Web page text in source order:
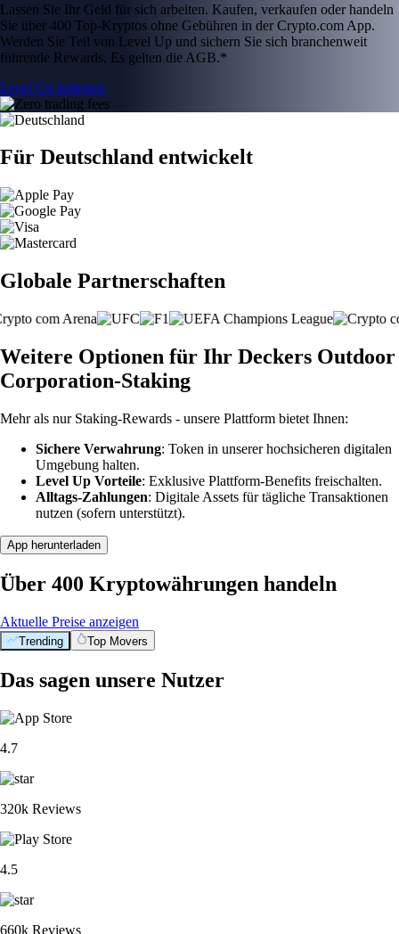
Lassen Sie Ihr Geld für sich arbeiten. Kaufen, verkaufen oder handeln
Sie über 400 Top-Kryptos ohne Gebühren in der Crypto.com App.
Werden Sie Teil von Level Up und sichern Sie sich branchenweit
führende Rewards. Es gelten die AGB.*
Level Up beitreten
Für Deutschland entwickelt
Globale Partnerschaften
Weitere Optionen für Ihr Deckers Outdoor
Corporation-Staking
Mehr als nur Staking-Rewards - unsere Plattform bietet Ihnen:
Sichere Verwahrung: Token in unserer hochsicheren digitalen
Umgebung halten.
Level Up Vorteile: Exklusive Plattform-Benefits freischalten.
Alltags-Zahlungen: Digitale Assets für tägliche Transaktionen
nutzen (sofern unterstützt).
App herunterladen
Über 400 Kryptowährungen handeln
Aktuelle Preise anzeigen
Trending Top Movers
Das sagen unsere Nutzer
4.7
320k Reviews
4.5
660k Reviews